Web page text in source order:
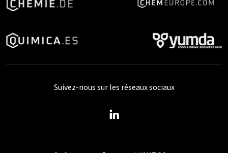
Suivez-nous sur les réseaux sociaux